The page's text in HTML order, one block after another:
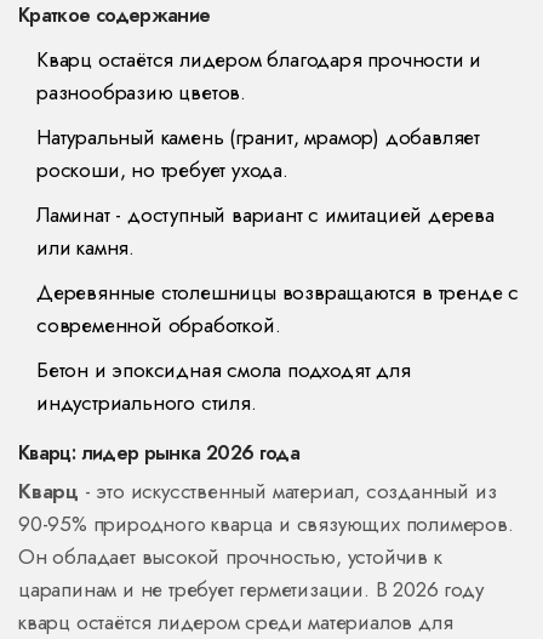
Краткое содержание
Кварц остаётся лидером благодаря прочности и
разнообразию цветов.
Натуральный камень (гранит, мрамор) добавляет
роскоши, но требует ухода.
Ламинат - доступный вариант с имитацией дерева
или камня.
Деревянные столешницы возвращаются в тренде с
современной обработкой.
Бетон и эпоксидная смола подходят для
индустриального стиля.
Кварц: лидер рынка 2026 года
Кварц - это искусственный материал, созданный из
90-95% природного кварца и связующих полимеров.
Он обладает высокой прочностью, устойчив к
царапинам и не требует герметизации. В 2026 году
кварц остаётся лидером среди материалов для